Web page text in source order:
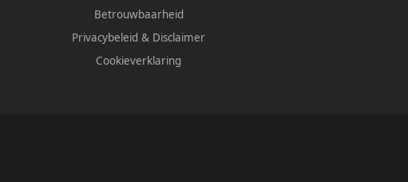
Betrouwbaarheid
Privacybeleid & Disclaimer
Cookieverklaring